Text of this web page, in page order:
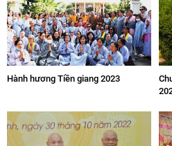
Hành hương Tiền giang 2023
Hành hương Tiền giang 2023